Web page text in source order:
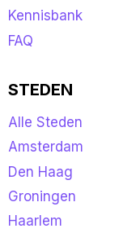
Kennisbank
FAQ
STEDEN
Alle Steden
Amsterdam
Den Haag
Groningen
Haarlem